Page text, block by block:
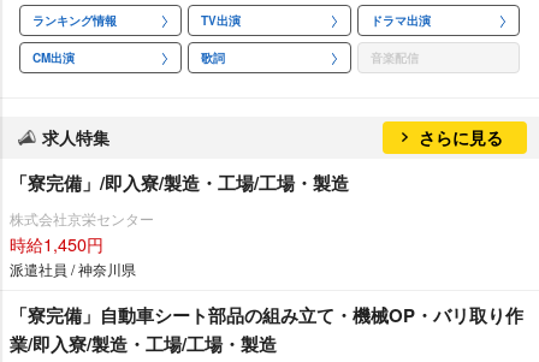
ランキング情報 TV出演 ドラマ出演
CM出演 歌詞 音楽配信
求人特集 さらに見る
「寮完備」/即入寮/製造・工場/工場・製造
株式会社京栄センター
時給1,450円
派遣社員 / 神奈川県
「寮完備」自動車シート部品の組み立て・機械OP・バリ取り作
業/即入寮/製造・工場/工場・製造